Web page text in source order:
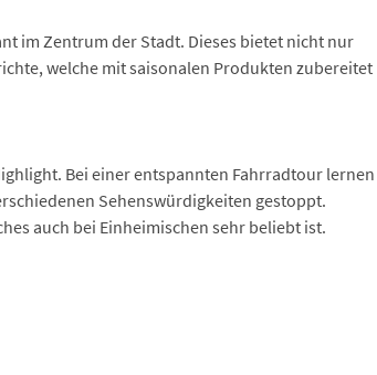
im Zentrum der Stadt. Dieses bietet nicht nur
welche mit saisonalen Produkten zubereitet
Bei einer entspannten Fahrradtour lernen
Sehenswürdigkeiten gestoppt.
auch bei Einheimischen sehr beliebt ist.